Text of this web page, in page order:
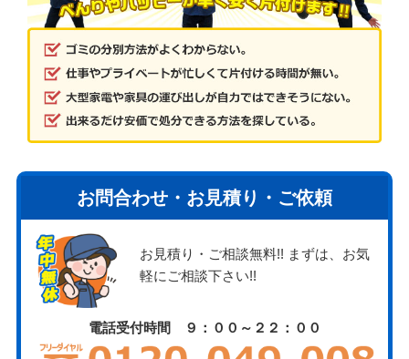
お問合わせ・お見積り・ご依頼
お見積り・ご相談無料!! まずは、お気
軽にご相談下さい!!
電話受付時間 ９：００～２２：００